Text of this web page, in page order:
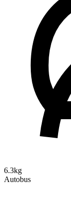
6.3kg
Autobus